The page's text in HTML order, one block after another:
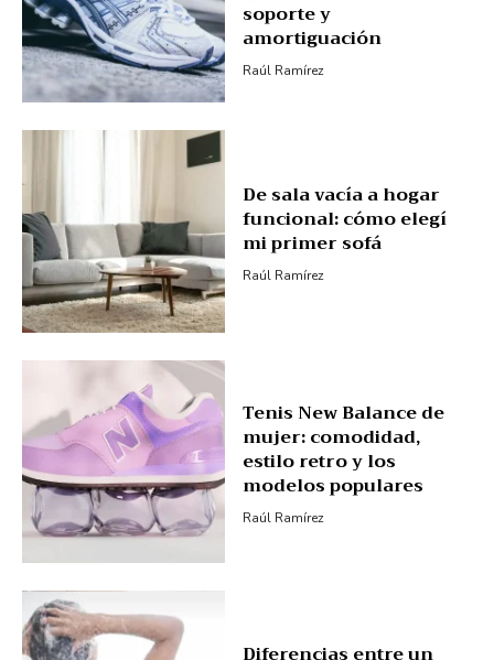
soporte y
amortiguación
Raúl Ramírez
De sala vacía a hogar
funcional: cómo elegí
mi primer sofá
Raúl Ramírez
Tenis New Balance de
mujer: comodidad,
estilo retro y los
modelos populares
Raúl Ramírez